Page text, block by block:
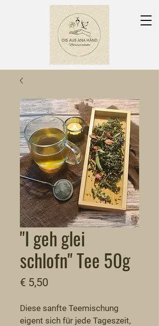
"I geh glei
schlofn" Tee 50g
€ 5,50
Diese sanfte Teemischung
eigent sich für jede Tageszeit,